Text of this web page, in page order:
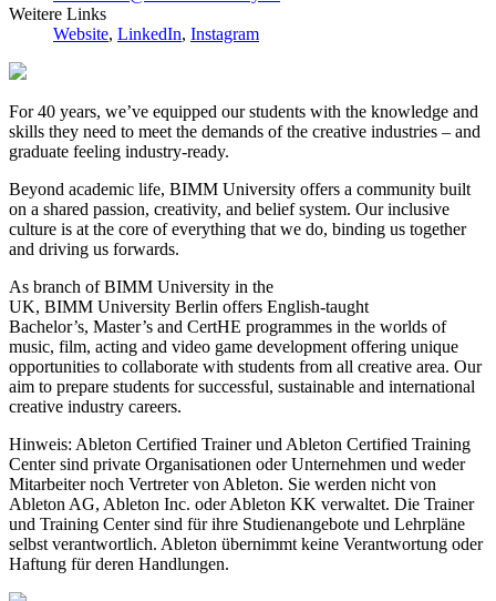
Weitere Links
Website, LinkedIn, Instagram
For 40 years, we’ve equipped our students with the knowledge and
skills they need to meet the demands of the creative industries – and
graduate feeling industry-ready.
Beyond academic life, BIMM University offers a community built
on a shared passion, creativity, and belief system. Our inclusive
culture is at the core of everything that we do, binding us together
and driving us forwards.
As branch of BIMM University in the
UK, BIMM University Berlin offers English-taught
Bachelor’s, Master’s and CertHE programmes in the worlds of
music, film, acting and video game development offering unique
opportunities to collaborate with students from all creative area. Our
aim to prepare students for successful, sustainable and international
creative industry careers.
Hinweis: Ableton Certified Trainer und Ableton Certified Training
Center sind private Organisationen oder Unternehmen und weder
Mitarbeiter noch Vertreter von Ableton. Sie werden nicht von
Ableton AG, Ableton Inc. oder Ableton KK verwaltet. Die Trainer
und Training Center sind für ihre Studienangebote und Lehrpläne
selbst verantwortlich. Ableton übernimmt keine Verantwortung oder
Haftung für deren Handlungen.